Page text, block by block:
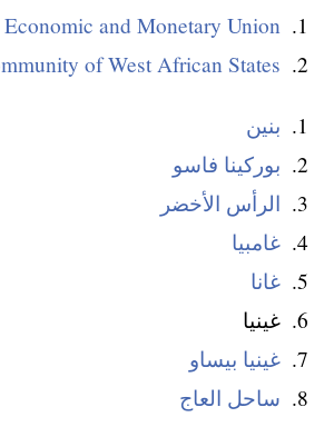
and Monetary Union
of West African States
بنين
بوركينا فاسو
الرأس الأخضر
غامبيا
غانا
غينيا
غينيا بيساو
ساحل العاج